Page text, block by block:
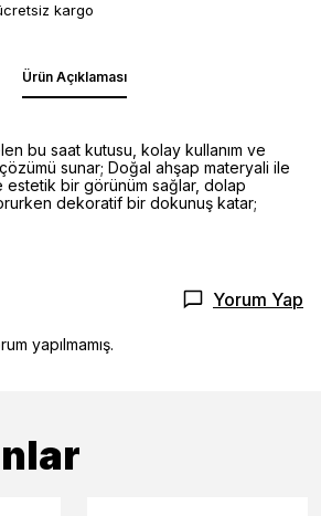
kargo
Ürün Açıklaması
bu saat kutusu, kolay kullanım ve
sunar; Doğal ahşap materyali ile
estetik bir görünüm sağlar, dolap
dekoratif bir dokunuş katar;
Yorum Yap
yapılmamış.